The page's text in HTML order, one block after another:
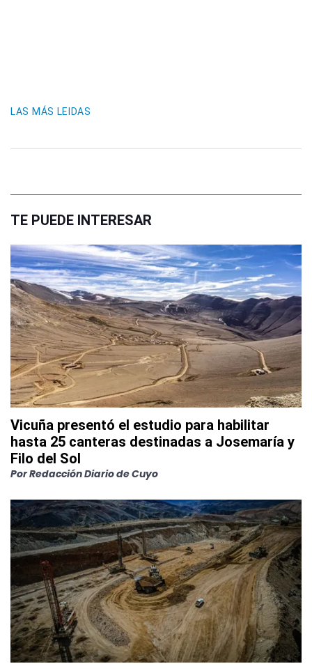
LAS MÁS LEIDAS
TE PUEDE INTERESAR
Vicuña presentó el estudio para habilitar
hasta 25 canteras destinadas a Josemaría y
Filo del Sol
PorRedacción Diario de Cuyo